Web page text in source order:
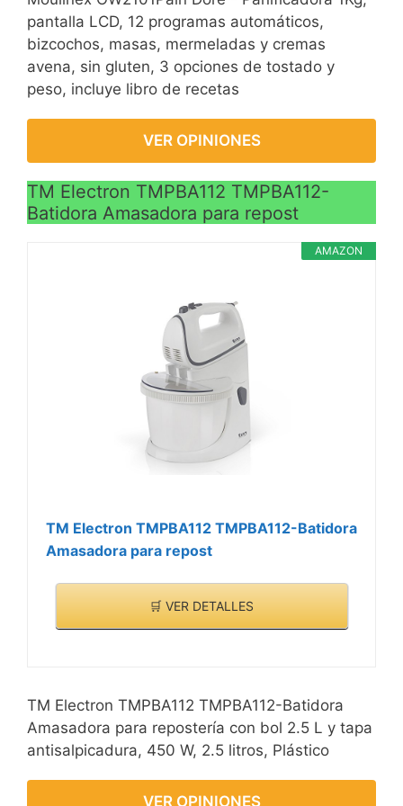
conservación del calor,
mantiene su pan caliente
hasta 60 minutos
molde con revestimiento
antiadherente y muy fácil
panificadora princess
elaboración del pan.
Añada todos los
seleccione el programa
pantalla LCD, 12 programas automáticos,
bizcochos, masas, mermeladas y cremas
avena, sin gluten, 3 opciones de tostado y
peso, incluye libro de recetas
VER OPINIONES
TM Electron TMPBA112 TMPBA112-
Batidora Amasadora para repost
AMAZON
TM Electron TMPBA112 TMPBA112-Batidora
Amasadora para repost
🛒 VER DETALLES
TM Electron TMPBA112 TMPBA112-Batidora
Amasadora para repostería con bol 2.5 L y tapa
antisalpicadura, 450 W, 2.5 litros, Plástico
VER OPINIONES